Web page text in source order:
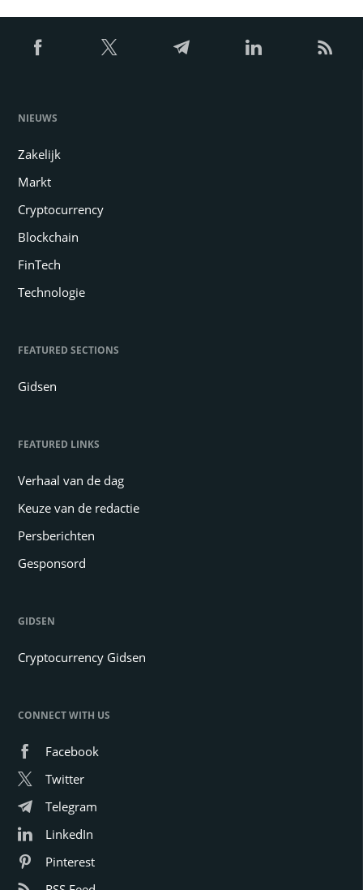
NIEUWS
Zakelijk
Markt
Cryptocurrency
Blockchain
FinTech
Technologie
FEATURED SECTIONS
Gidsen
FEATURED LINKS
Verhaal van de dag
Keuze van de redactie
Persberichten
Gesponsord
GIDSEN
Cryptocurrency Gidsen
CONNECT WITH US
Facebook
Twitter
Telegram
LinkedIn
Pinterest